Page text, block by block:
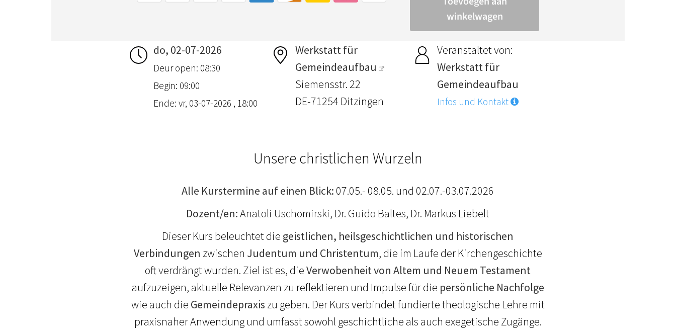
do, 02-07-2026
Deur open: 08:30
Begin: 09:00
Ende: vr, 03-07-2026 , 18:00
Werkstatt für
Gemeindeaufbau
Siemensstr. 22
DE-71254 Ditzingen
Veranstaltet von:
Werkstatt für
Gemeindeaufbau
Infos und Kontakt
Unsere christlichen Wurzeln
Alle Kurstermine auf einen Blick: 07.05.- 08.05. und 02.07.-03.07.2026
Dozent/en:Anatoli Uschomirski, Dr. Guido Baltes, Dr. Markus Liebelt
Dieser Kurs beleuchtet die geistlichen, heilsgeschichtlichen und historischen
Verbindungen zwischen Judentum und Christentum, die im Laufe der Kirchengeschichte
oft verdrängt wurden. Ziel ist es, dieVerwobenheit von Altem und Neuem Testament
aufzuzeigen, aktuelle Relevanzen zu reflektieren und Impulse für die persönliche Nachfolge
wie auch die Gemeindepraxis zu geben. Der Kurs verbindet fundierte theologische Lehre mit
praxisnaher Anwendung und umfasst sowohl geschichtliche als auch exegetische Zugänge.